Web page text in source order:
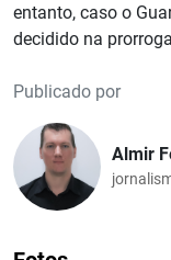
entanto, caso o
decidido na
Publicado por
Almir